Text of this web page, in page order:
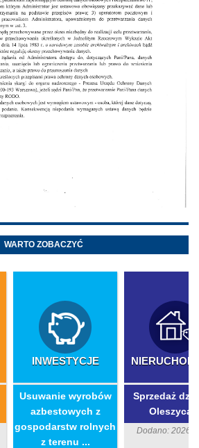
WARTO ZOBACZYĆ
INWESTYCJE
​Usuwanie wyrobów
azbestowych z
gospodarstw rolnych
z terenu ...
Sprzedaż
Dodano: 2026-